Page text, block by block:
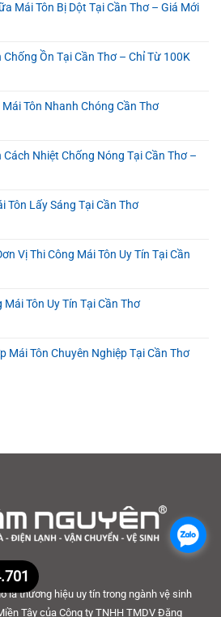
Mái Tôn Bị Dột Tại Cần Thơ – Giá Mới
Chống Ồn Tại Cần Thơ – Chỉ Từ 100K
Mái Tôn Nhanh Chóng Cần Thơ
Cách Nhiệt Chống Nóng Tại Cần Thơ –
Tôn Lấy Sáng Tại Cần Thơ
Vị Thi Công Mái Tôn Uy Tín Tại Cần
Mái Tôn Uy Tín Tại Cần Thơ
Mái Tôn Chuyên Nghiệp Tại Cần Thơ
là thương hiệu uy tín trong ngành vệ sinh
Tây của Công ty TNHH TMDV Đăng
.